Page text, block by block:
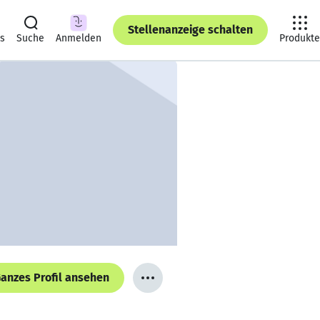
Suche Anmelden
Stellenanzeige schalten
Produkte
Profil ansehen